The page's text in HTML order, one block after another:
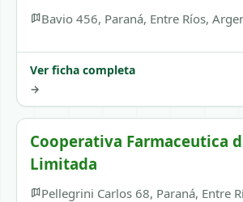
Bavio 456, Paraná, Entre Ríos,
Ver ficha completa
→
Cooperativa Farmaceutica
Limitada
Pellegrini Carlos 68, Paraná, Entre